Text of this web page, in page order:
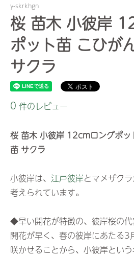
y-skrkhgn
桜 苗木 小彼岸
ポット苗 こひが
サクラ
0 件のレビュー
桜 苗木 小彼岸 12cmロングポッ
苗 サクラ
小彼岸は、 江戸彼岸とマメザク
考えられています。
◆早い開花が特徴の、彼岸桜の
開花が早く、春の彼岸にあたる3
咲かせることから、小彼岸という